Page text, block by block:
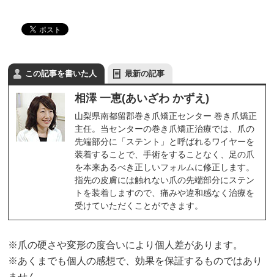
この記事を書いた人 最新の記事
相澤 一恵(あいざわ かずえ)
山梨県南都留郡巻き爪矯正センター 巻き爪矯正
主任。当センターの巻き爪矯正治療では、爪の
先端部分に「ステント」と呼ばれるワイヤーを
装着することで、手術をすることなく、足の爪
を本来あるべき正しいフォルムに修正します。
指先の皮膚には触れない爪の先端部分にステン
トを装着しますので、痛みや違和感なく治療を
受けていただくことができます。
※爪の硬さや変形の度合いにより個人差があります。
※あくまでも個人の感想で、効果を保証するものではあり